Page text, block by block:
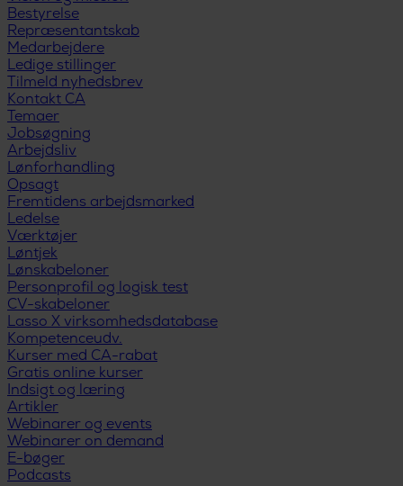
Bestyrelse
Repræsentantskab
Medarbejdere
Ledige stillinger
Tilmeld nyhedsbrev
Kontakt CA
Temaer
Jobsøgning
Arbejdsliv
Lønforhandling
Opsagt
Fremtidens arbejdsmarked
Ledelse
Værktøjer
Løntjek
Lønskabeloner
Personprofil og logisk test
CV-skabeloner
Lasso X virksomhedsdatabase
Kompetenceudv.
Kurser med CA-rabat
Gratis online kurser
Indsigt og læring
Artikler
Webinarer og events
Webinarer on demand
E-bøger
Podcasts